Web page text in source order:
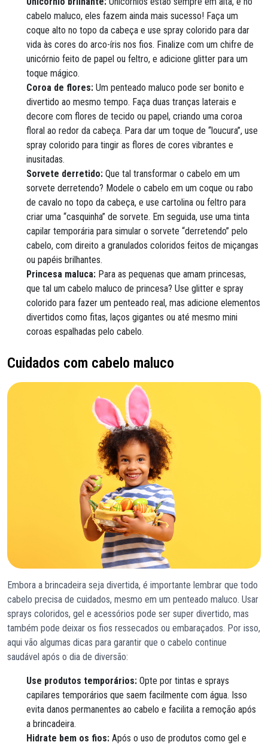
cabelo maluco, eles fazem ainda mais sucesso! Faça um
coque alto no topo da cabeça e use spray colorido para dar
vida às cores do arco-íris nos fios. Finalize com um chifre de
unicórnio feito de papel ou feltro, e adicione glitter para um
toque mágico.
Coroa de flores: Um penteado maluco pode ser bonito e
divertido ao mesmo tempo. Faça duas tranças laterais e
decore com flores de tecido ou papel, criando uma coroa
floral ao redor da cabeça. Para dar um toque de “loucura”, use
spray colorido para tingir as flores de cores vibrantes e
inusitadas.
Sorvete derretido: Que tal transformar o cabelo em um
sorvete derretendo? Modele o cabelo em um coque ou rabo
de cavalo no topo da cabeça, e use cartolina ou feltro para
criar uma “casquinha” de sorvete. Em seguida, use uma tinta
capilar temporária para simular o sorvete “derretendo” pelo
cabelo, com direito a granulados coloridos feitos de miçangas
ou papéis brilhantes.
Princesa maluca: Para as pequenas que amam princesas,
que tal um cabelo maluco de princesa? Use glitter e spray
colorido para fazer um penteado real, mas adicione elementos
divertidos como fitas, laços gigantes ou até mesmo mini
coroas espalhadas pelo cabelo.
Cuidados com cabelo maluco
Embora a brincadeira seja divertida, é importante lembrar que todo
cabelo precisa de cuidados, mesmo em um penteado maluco. Usar
sprays coloridos, gel e acessórios pode ser super divertido, mas
também pode deixar os fios ressecados ou embaraçados. Por isso,
aqui vão algumas dicas para garantir que o cabelo continue
saudável após o dia de diversão:
Use produtos temporários: Opte por tintas e sprays
capilares temporários que saem facilmente com água. Isso
evita danos permanentes ao cabelo e facilita a remoção após
a brincadeira.
Hidrate bem os fios: Após o uso de produtos como gel e